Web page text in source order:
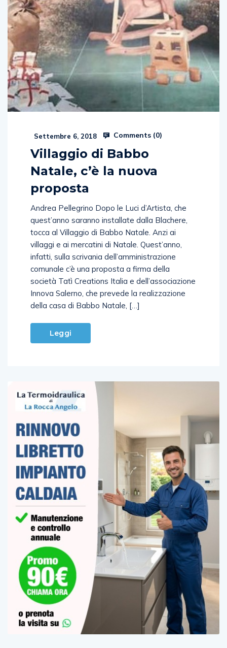
Settembre 6, 2018 Comments (0)
Villaggio di Babbo
Natale, c’è la nuova
proposta
Andrea Pellegrino Dopo le Luci d’Artista, che
quest’anno saranno installate dalla Blachere,
tocca al Villaggio di Babbo Natale. Anzi ai
villaggi e ai mercatini di Natale. Quest’anno,
infatti, sulla scrivania dell’amministrazione
comunale c’è una proposta a firma della
società Tatì Creations Italia e dell’associazione
Innova Salerno, che prevede la realizzazione
della casa di Babbo Natale, […]
Leggi